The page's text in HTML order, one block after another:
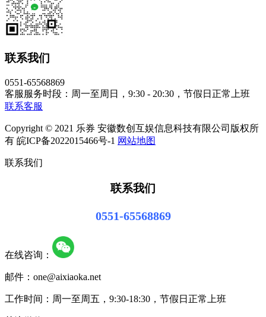
联系我们
0551-65568869
客服服务时段：周一至周日，9:30 - 20:30，节假日正常上班
联系客服
Copyright © 2021 乐券 安徽数创互娱信息科技有限公司版权所
有 皖ICP备2022015466号-1 网站地图
联系我们
联系我们
0551-65568869
在线咨询：
邮件：one@aixiaoka.net
工作时间：周一至周五，9:30-18:30，节假日正常上班